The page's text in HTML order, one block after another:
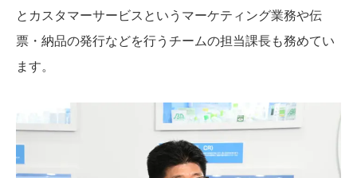
とカスタマーサービスというマーケティング業務や伝
票・納品の発行などを行うチームの担当課長も務めてい
ます。